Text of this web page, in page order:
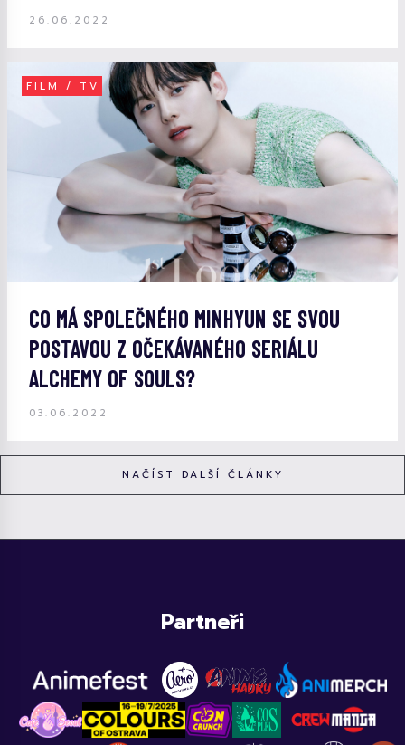
26.06.2022
FILM / TV
CO MÁ SPOLEČNÉHO MINHYUN SE SVOU
POSTAVOU Z OČEKÁVANÉHO SERIÁLU
ALCHEMY OF SOULS?
03.06.2022
NAČÍST DALŠÍ ČLÁNKY
Partneři